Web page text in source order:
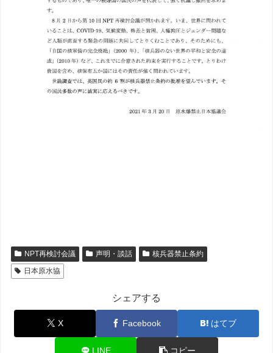
NPT再検討会議 声明・談話
核兵器禁止条約
日本原水協
シェアする
X Facebook はてブ
LINE コピー